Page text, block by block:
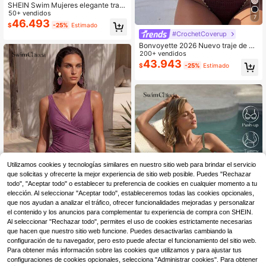
SHEIN Swim Mujeres elegante traje
de baño de una pieza de unicolor c
on copas acolchadas con realce
50+ vendidos
$46.493 -25% Estimado
31
Swim Chiccia
Swim Chiccia Traje de baño de una
pieza con cuello en V, cruzado y aj
ustado de unicolor, de moda para el
verano
$45.915
7
#CrochetCoverup
Bonvoyette 2026 Nuevo traje de ba
ño de una pieza de tela jacquard de
punto de unicolor sexy para mujere
s, con un hombro, volantes, decora
montable de alta gama, adelgazant
e de cintura, adecuado para la play
a, vacaciones, lindo y elegante
200+ vendidos
$43.943 -25% Estimado
Ahorro de $5.783
Swim Chiccia
Utilizamos cookies y tecnologías similares en nuestro sitio web para brindar el servicio
que solicitas y ofrecerte la mejor experiencia de sitio web posible. Puedes "Rechazar
todo", "Aceptar todo" o establecer tu preferencia de cookies en cualquier momento a tu
elección. Al seleccionar "Aceptar todo", estableceremos todas las cookies opcionales,
que nos ayudan a analizar el tráfico, ofrecer funcionalidades mejoradas y personalizar
el contenido y los anuncios para complementar tu experiencia de compra con SHEIN.
Al seleccionar "Rechazar todo", permites el uso de cookies estrictamente necesarias
que hacen que nuestro sitio web funcione. Puedes desactivarlas cambiando la
configuración de tu navegador, pero esto puede afectar el funcionamiento del sitio web.
Para obtener más información sobre las cookies que utilizamos y para ajustar tus
configuraciones de cookies opcionales, selecciona "Administrar cookies". Para obtener